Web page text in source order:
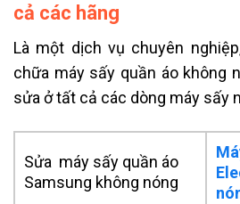
cả các hãng
Là một dịch vụ chuyên
chữa máy sấy quần áo không
sửa ở tất cả các dòng máy sấy
Sửa máy sấy quần áo
Samsung không nóng